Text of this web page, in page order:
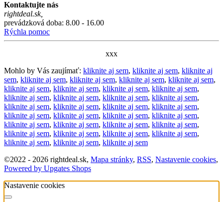
Kontaktujte nás
rightdeal.sk,
prevádzková doba: 8.00 - 16.00
Rýchla pomoc
xxx
Mohlo by Vás zaujímať: kliknite aj sem, kliknite aj sem, kliknite aj
sem, kliknite aj sem, kliknite aj sem, kliknite aj sem, kliknite aj sem,
kliknite aj sem, kliknite aj sem, kliknite aj sem, kliknite aj sem,
kliknite aj sem, kliknite aj sem, kliknite aj sem, kliknite aj sem,
kliknite aj sem, kliknite aj sem, kliknite aj sem, kliknite aj sem,
kliknite aj sem, kliknite aj sem, kliknite aj sem, kliknite aj sem,
kliknite aj sem, kliknite aj sem, kliknite aj sem, kliknite aj sem,
kliknite aj sem, kliknite aj sem, kliknite aj sem, kliknite aj sem,
kliknite aj sem, kliknite aj sem, kliknite aj sem
©2022 - 2026 rightdeal.sk, Mapa stránky, RSS, Nastavenie cookies,
Powered by Upgates Shops
Nastavenie cookies